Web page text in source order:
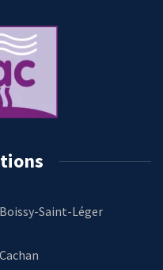
Boissy-Saint-Léger
Cachan